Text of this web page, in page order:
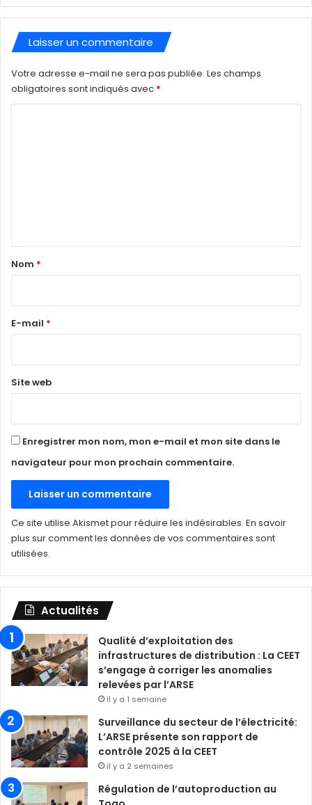
Laisser un commentaire
Votre adresse e-mail ne sera pas publiée. Les champs
obligatoires sont indiqués avec *
a
e
Nom *
E-mail *
Site web
Enregistrer mon nom, mon e-mail et mon site dans le
navigateur pour mon prochain commentaire.
Ce site utilise Akismet pour réduire les indésirables. En savoir
plus sur comment les données de vos commentaires sont
utilisées.
Actualités
Qualité d’exploitation des
infrastructures de distribution : La CEET
s’engage à corriger les anomalies
relevées par l’ARSE
il y a 1 semaine
Surveillance du secteur de l’électricité:
L’ARSE présente son rapport de
contrôle 2025 à la CEET
il y a 2 semaines
Régulation de l’autoproduction au